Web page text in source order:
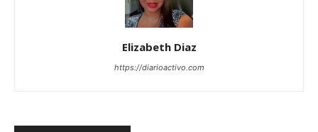
Elizabeth Diaz
https://diarioactivo.com